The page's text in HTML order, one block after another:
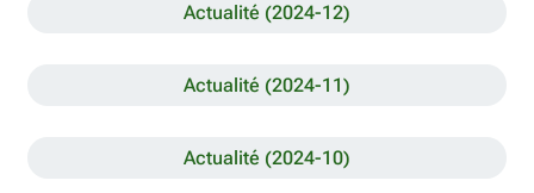
Actualité (2024-12)
Actualité (2024-11)
Actualité (2024-10)